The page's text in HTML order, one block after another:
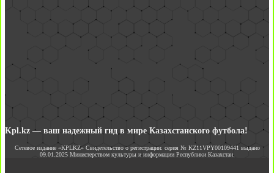
Kpl.kz — ваш надежный гид в мире Казахстанского футбола!
Сетевое издание «KPLKZ» Свидетельство о регистрации: серия № KZ11VPY00109441 выдано
09.01.2025 Министерством культуры и информации Республики Казахстан.